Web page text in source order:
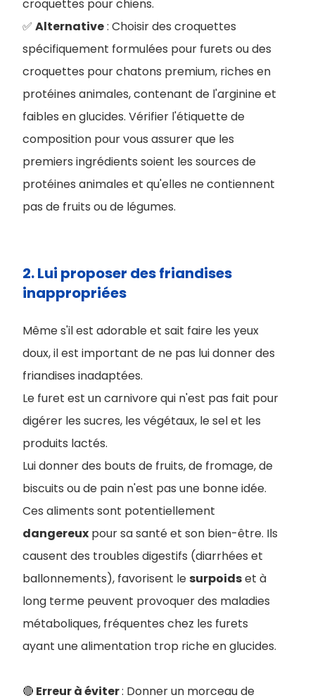
croquettes pour chiens.
✅ Alternative: Choisir des croquettes
spécifiquement formulées pour furets ou des
croquettes pour chatons premium, riches en
protéines animales, contenant de l'arginine et
faibles en glucides. Vérifier l'étiquette de
composition pour vous assurer que les
premiers ingrédients soient les sources de
protéines animales et qu'elles ne contiennent
pas de fruits ou de légumes.
2. Lui proposer des friandises
inappropriées
Même s'il est adorable et sait faire les yeux
doux, il est important de ne pas lui donner des
friandises inadaptées.
Le furet est un carnivore qui n'est pas fait pour
digérer les sucres, les végétaux, le sel et les
produits lactés.
Lui donner des bouts de fruits, de fromage, de
biscuits ou de pain n'est pas une bonne idée.
Ces aliments sont potentiellement
dangereux pour sa santé et son bien-être. Ils
causent des troubles digestifs (diarrhées et
ballonnements), favorisent lesurpoidset à
long terme peuvent provoquer des maladies
métaboliques, fréquentes chez les furets
ayant une alimentation trop riche en glucides.
🔴 Erreur à éviter: Donner un morceau de